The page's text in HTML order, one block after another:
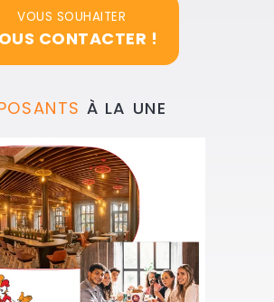
VOUS SOUHAITER
CONTACTER !
À LA UNE